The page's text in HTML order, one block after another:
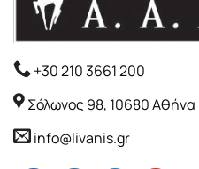
+30 210 3661 200
Σόλωνος 98, 10680 Αθήνα
info@livanis.gr